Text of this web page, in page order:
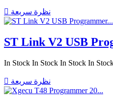
 نظرة سريعة
ST Link V2 USB
In Stock In Stock In Stock In
 نظرة سريعة